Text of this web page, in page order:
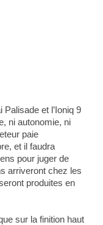
et l’Ioniq 9
ni autonomie, ni
paie
et il faudra
pour juger de
arriveront chez les
produites en
sur la finition haut